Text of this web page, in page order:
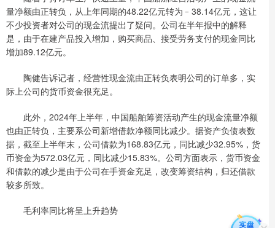
量净额由正转负，从上年同期的48.22亿元转为﹣38.14亿元，这让
不少投资者对公司的现金流提出了疑问。公司在半年报中的解释
是，由于在建产品投入增加，购买商品、接受劳务支付的现金同比
增加89.12亿元。
陶健告诉记者，经营性现金流由正转负表明公司的订单多，实
际上公司的货币资金很充足。
此外，2024年上半年，中国船舶筹资活动产生的现金流量净额
也由正转负，主要系公司新增借款净额同比减少。据资产负债表数
据，截至上半年末，公司借款为168.83亿元，同比减少32.95%，货
币资金为572.03亿元，同比减少15.83%。公司方面表示，货币资金
和借款的减少是由于公司在手资金充足，改变筹资结构，归还借款
较多所致。
毛利率同比将呈上升趋势